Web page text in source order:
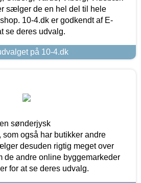
sælger de en hel del til hele
10-4.dk er godkendt af E-
se deres udvalg.
på 10-4.dk
sønderjysk
også har butikker andre
desuden rigtig meget over
de andre online byggemarkeder
for at se deres udvalg.